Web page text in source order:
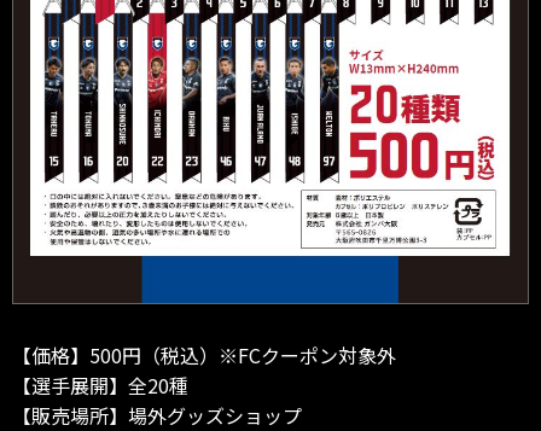
【価格】500円（税込）※FCクーポン対象外
【選手展開】全20種
【販売場所】場外グッズショップ